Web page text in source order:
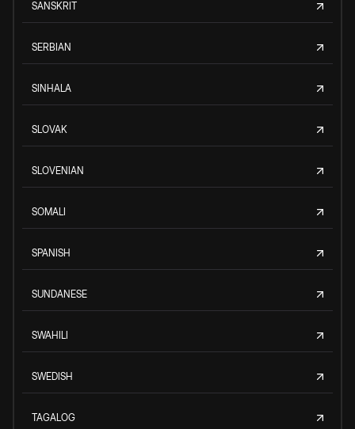
SANSKRIT
SERBIAN
SINHALA
SLOVAK
SLOVENIAN
SOMALI
SPANISH
SUNDANESE
SWAHILI
SWEDISH
TAGALOG